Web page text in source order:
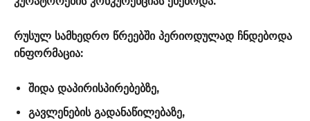
რუსულ სამხედრო წრეებში პერიოდულად ჩნდებოდა
ინფორმაცია:
შიდა დაპირისპირებებზე,
გავლენების გადანაწილებაზე,